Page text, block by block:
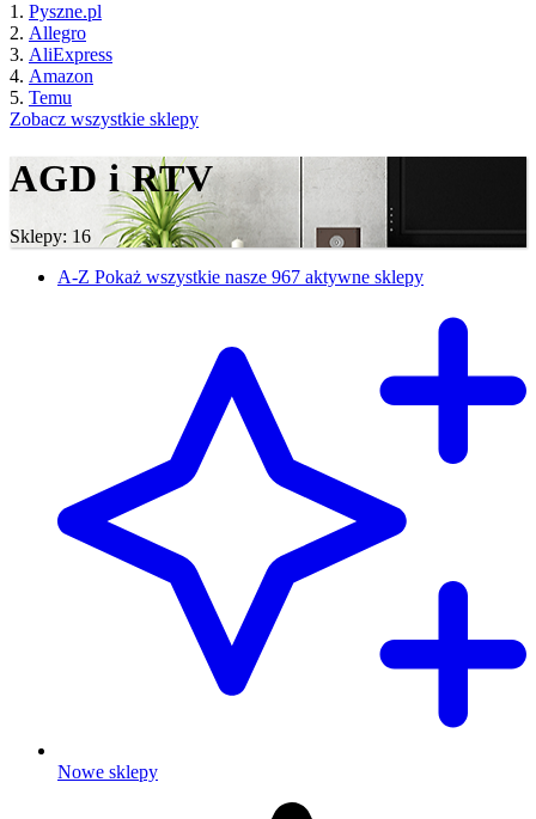
Pyszne.pl
Allegro
AliExpress
Amazon
Temu
Zobacz wszystkie sklepy
AGD i RTV
Sklepy: 16
A-Z Pokaż wszystkie nasze 967 aktywne sklepy
Nowe sklepy